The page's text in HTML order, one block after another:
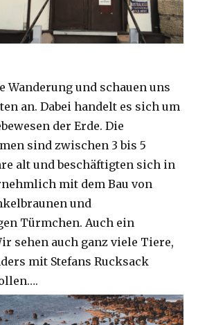
Wanderung und schauen uns
an. Dabei handelt es sich um
der Erde. Die
sind zwischen 3 bis 5
alt und beschäftigten sich in
mit dem Bau von
und
Türmchen. Auch ein
sehen auch ganz viele Tiere,
mit Stefans Rucksack